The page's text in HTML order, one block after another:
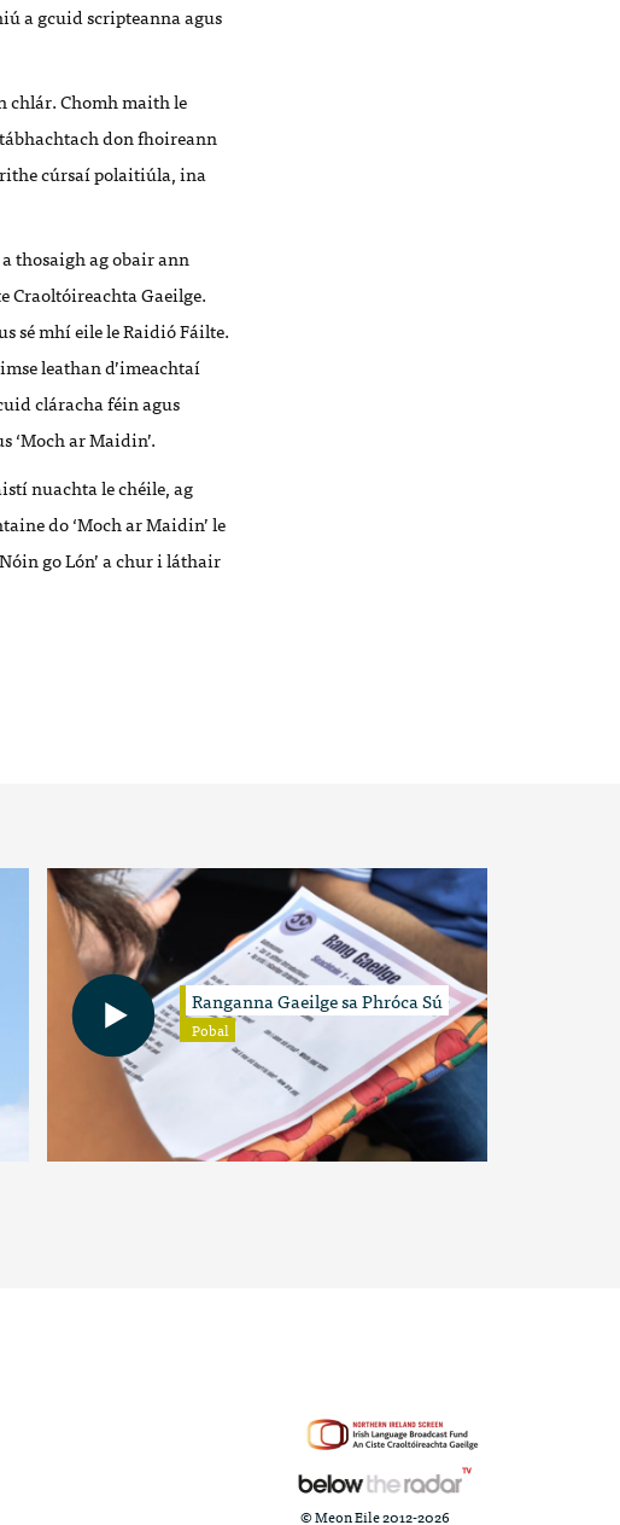
a gcuid scripteanna agus
chlár. Chomh maith le
don fhoireann
cúrsaí polaitiúla, ina
thosaigh ag obair ann
Craoltóireachta Gaeilge.
sé mhí eile le Raidió Fáilte.
leathan d’imeachtaí
cláracha féin agus
‘Moch ar Maidin’.
nuachta le chéile, ag
do‘Moch ar Maidin’ le
Nóin go Lón’ a chur i láthair
Ranganna Gaeilge sa Phróca Sú
Pobal
© Meon Eile 2012-2026